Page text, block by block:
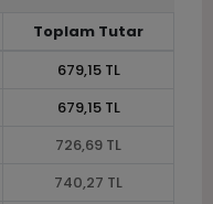
Toplam Tutar
679,15 TL
679,15 TL
726,69 TL
740,27 TL